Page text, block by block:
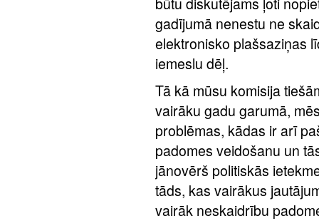
gadījumā nenestu ne
elektronisko plašsaziņas
iemeslu dēļ.
Tā kā mūsu komisija
vairāku gadu garumā,
problēmas, kādas ir arī
padomes veidošanu un
jānovērš politiskās
tāds, kas vairākus
vairāk neskaidrību